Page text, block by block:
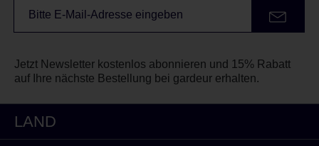
Jetzt Newsletter kostenlos abonnieren und 15% Rabatt
auf Ihre nächste Bestellung bei gardeur erhalten.
LAND